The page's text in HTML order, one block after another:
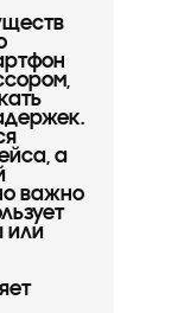
а
важно
или